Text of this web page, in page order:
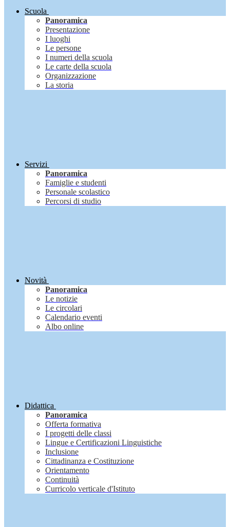
Scuola
Panoramica
Presentazione
I luoghi
Le persone
I numeri della scuola
Le carte della scuola
Organizzazione
La storia
Servizi
Panoramica
Famiglie e studenti
Personale scolastico
Percorsi di studio
Novità
Panoramica
Le notizie
Le circolari
Calendario eventi
Albo online
Didattica
Panoramica
Offerta formativa
I progetti delle classi
Lingue e Certificazioni Linguistiche
Inclusione
Cittadinanza e Costituzione
Orientamento
Continuità
Curricolo verticale d'Istituto